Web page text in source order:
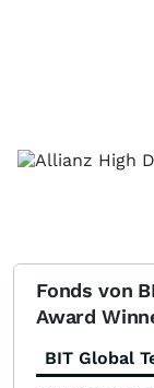
Fonds von
Award
BIT Global